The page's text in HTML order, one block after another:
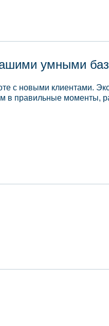
умными
с новыми клиентами.
в правильные моменты,